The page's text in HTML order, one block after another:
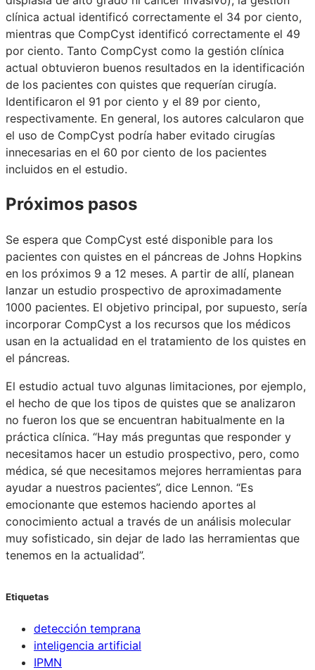
clínica actual identificó correctamente el 34 por ciento,
mientras que CompCyst identificó correctamente el 49
por ciento. Tanto CompCyst como la gestión clínica
actual obtuvieron buenos resultados en la identificación
de los pacientes con quistes que requerían cirugía.
Identificaron el 91 por ciento y el 89 por ciento,
respectivamente. En general, los autores calcularon que
el uso de CompCyst podría haber evitado cirugías
innecesarias en el 60 por ciento de los pacientes
incluidos en el estudio.
Próximos pasos
Se espera que CompCyst esté disponible para los
pacientes con quistes en el páncreas de Johns Hopkins
en los próximos 9 a 12 meses. A partir de allí, planean
lanzar un estudio prospectivo de aproximadamente
1000 pacientes. El objetivo principal, por supuesto, sería
incorporar CompCyst a los recursos que los médicos
usan en la actualidad en el tratamiento de los quistes en
el páncreas.
El estudio actual tuvo algunas limitaciones, por ejemplo,
el hecho de que los tipos de quistes que se analizaron
no fueron los que se encuentran habitualmente en la
práctica clínica. “Hay más preguntas que responder y
necesitamos hacer un estudio prospectivo, pero, como
médica, sé que necesitamos mejores herramientas para
ayudar a nuestros pacientes”, dice Lennon. “Es
emocionante que estemos haciendo aportes al
conocimiento actual a través de un análisis molecular
muy sofisticado, sin dejar de lado las herramientas que
tenemos en la actualidad”.
Etiquetas
detección temprana
inteligencia artificial
IPMN